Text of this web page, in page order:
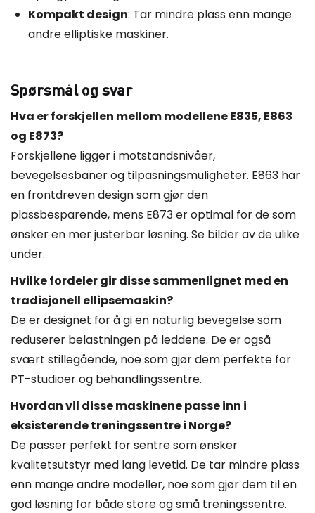
Kompakt design: Tar mindre plass enn mange
andre elliptiske maskiner.
Spørsmål og svar
Hva er forskjellen mellom modellene E835, E863
og E873?
Forskjellene ligger i motstandsnivåer,
bevegelsesbaner og tilpasningsmuligheter. E863 har
en frontdreven design som gjør den
plassbesparende, mens E873 er optimal for de som
ønsker en mer justerbar løsning. Se bilder av de ulike
under.
Hvilke fordeler gir disse sammenlignet med en
tradisjonell ellipsemaskin?
De er designet for å gi en naturlig bevegelse som
reduserer belastningen på leddene. De er også
svært stillegående, noe som gjør dem perfekte for
PT-studioer og behandlingssentre.
Hvordan vil disse maskinene passe inn i
eksisterende treningssentre i Norge?
De passer perfekt for sentre som ønsker
kvalitetsutstyr med lang levetid. De tar mindre plass
enn mange andre modeller, noe som gjør dem til en
god løsning for både store og små treningssentre.